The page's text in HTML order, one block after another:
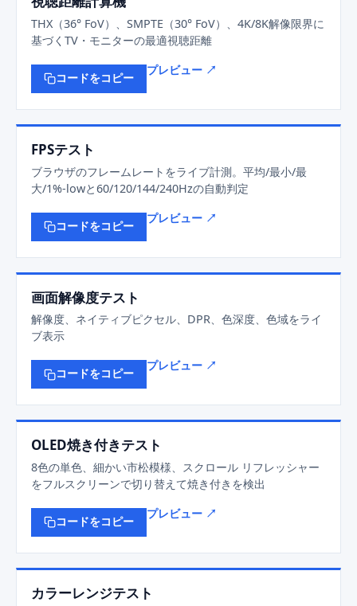
THX（36° FoV）、SMPTE（30° FoV）、4K/8K解像限界に
基づくTV・モニターの最適視聴距離
コードをコピー
プレビュー ↗
FPSテスト
ブラウザのフレームレートをライブ計測。平均/最小/最
大/1%-lowと60/120/144/240Hzの自動判定
コードをコピー
プレビュー ↗
画面解像度テスト
解像度、ネイティブピクセル、DPR、色深度、色域をライ
ブ表示
コードをコピー
プレビュー ↗
OLED焼き付きテスト
8色の単色、細かい市松模様、スクロール リフレッシャー
をフルスクリーンで切り替えて焼き付きを検出
コードをコピー
プレビュー ↗
カラーレンジテスト